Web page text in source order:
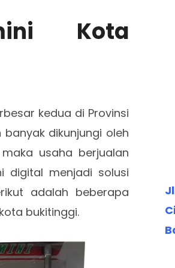
Kota
kedua di Provinsi
dikunjungi oleh
usaha berjualan
digital menjadi solusi
adalah beberapa
bukitinggi.